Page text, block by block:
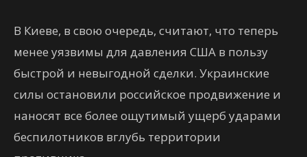
В Киеве, в свою очередь, считают, что теперь
менее уязвимы для давления США в пользу
быстрой и невыгодной сделки. Украинские
силы остановили российское продвижение и
наносят все более ощутимый ущерб ударами
беспилотников вглубь территории